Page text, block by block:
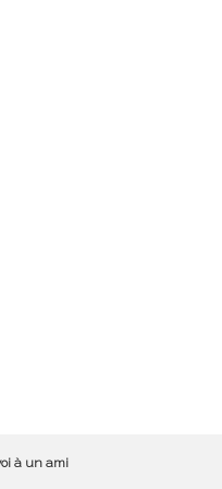
à un ami